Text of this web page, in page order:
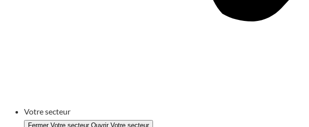
Votre secteur
Fermer Votre secteur Ouvrir Votre secteur